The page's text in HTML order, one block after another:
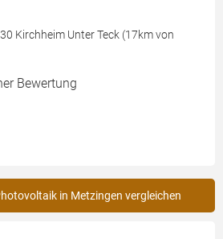
Kirchheim Unter Teck (17km von
Bewertung
in Metzingen vergleichen